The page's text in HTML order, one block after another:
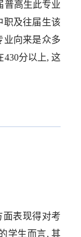
普高生此专业
职及往届生该
业向来是众多
430分以上, 这
面表现得对考
学生而言, 其